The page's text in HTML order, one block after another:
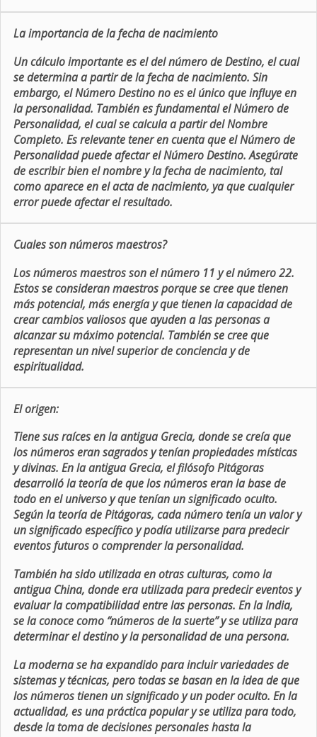
La importancia de la fecha de nacimiento
Un cálculo importante es el del número de Destino, el cual
se determina a partir de la fecha de nacimiento. Sin
embargo, el Número Destino no es el único que influye en
la personalidad. También es fundamental el Número de
Personalidad, el cual se calcula a partir del Nombre
Completo. Es relevante tener en cuenta que el Número de
Personalidad puede afectar el Número Destino. Asegúrate
de escribir bien el nombre y la fecha de nacimiento, tal
como aparece en el acta de nacimiento, ya que cualquier
error puede afectar el resultado.
Cuales son números maestros?
Los números maestros son el número 11 y el número 22.
Estos se consideran maestros porque se cree que tienen
más potencial, más energía y que tienen la capacidad de
crear cambios valiosos que ayuden a las personas a
alcanzar su máximo potencial. También se cree que
representan un nivel superior de conciencia y de
espiritualidad.
El origen:
Tiene sus raíces en la antigua Grecia, donde se creía que
los números eran sagrados y tenían propiedades místicas
y divinas. En la antigua Grecia, el filósofo Pitágoras
desarrolló la teoría de que los números eran la base de
todo en el universo y que tenían un significado oculto.
Según la teoría de Pitágoras, cada número tenía un valor y
un significado específico y podía utilizarse para predecir
eventos futuros o comprender la personalidad.
También ha sido utilizada en otras culturas, como la
antigua China, donde era utilizada para predecir eventos y
evaluar la compatibilidad entre las personas. En la India,
se la conoce como “números de la suerte” y se utiliza para
determinar el destino y la personalidad de una persona.
La moderna se ha expandido para incluir variedades de
sistemas y técnicas, pero todas se basan en la idea de que
los números tienen un significado y un poder oculto. En la
actualidad, es una práctica popular y se utiliza para todo,
desde la toma de decisiones personales hasta la